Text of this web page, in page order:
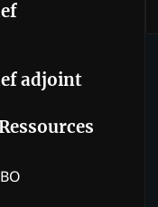
adjoint